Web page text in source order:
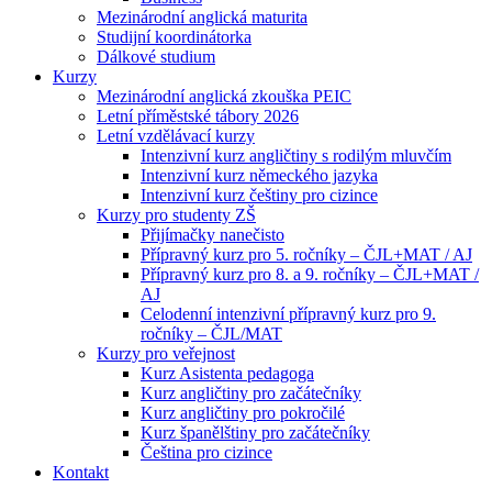
Mezinárodní anglická maturita
Studijní koordinátorka
Dálkové studium
Kurzy
Mezinárodní anglická zkouška PEIC
Letní příměstské tábory 2026
Letní vzdělávací kurzy
Intenzivní kurz angličtiny s rodilým mluvčím
Intenzivní kurz německého jazyka
Intenzivní kurz češtiny pro cizince
Kurzy pro studenty ZŠ
Přijímačky nanečisto
Přípravný kurz pro 5. ročníky – ČJL+MAT / AJ
Přípravný kurz pro 8. a 9. ročníky – ČJL+MAT /
AJ
Celodenní intenzivní přípravný kurz pro 9.
ročníky – ČJL/MAT
Kurzy pro veřejnost
Kurz Asistenta pedagoga
Kurz angličtiny pro začátečníky
Kurz angličtiny pro pokročilé
Kurz španělštiny pro začátečníky
Čeština pro cizince
Kontakt